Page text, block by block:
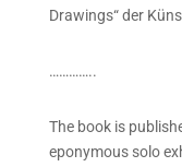
Drawings“ der
…………..
The book is
eponymous solo